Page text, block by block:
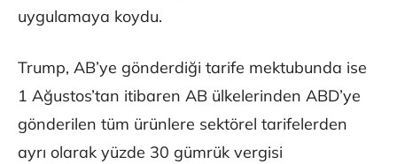
uygulamaya koydu.
Trump, AB’ye gönderdiği tarife mektubunda ise
1 Ağustos’tan itibaren AB ülkelerinden ABD’ye
gönderilen tüm ürünlere sektörel tarifelerden
ayrı olarak yüzde 30 gümrük vergisi